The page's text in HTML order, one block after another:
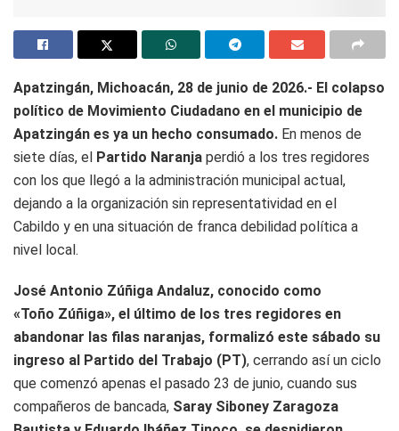
Apatzingán, Michoacán, 28 de junio de 2026.- El colapso
político de Movimiento Ciudadano en el municipio de
Apatzingán es ya un hecho consumado. En menos de
siete días, el
Partido Naranja perdió a los tres regidores
con los que llegó a la administración municipal actual,
dejando a la organización sin representatividad en el
Cabildo y en una situación de franca debilidad política a
nivel local.
José Antonio Zúñiga Andaluz, conocido como
«Toño Zúñiga», el último de los tres regidores en
abandonar las filas naranjas, formalizó este sábado su
ingreso al Partido del Trabajo (PT), cerrando así un ciclo
que comenzó apenas el pasado 23 de junio, cuando sus
compañeros de bancada, Saray Siboney Zaragoza